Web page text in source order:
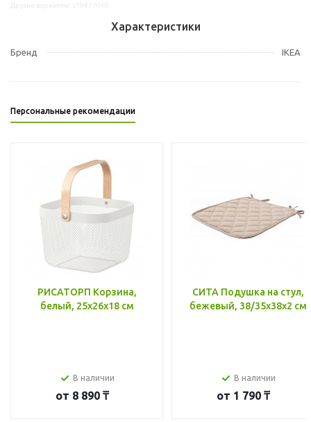
Характеристики
Бренд IKEA
Персональные рекомендации
РИСАТОРП Корзина,
белый, 25x26x18 см
В наличии
от 8 890 ₸
СИТА Подушка на стул,
бежевый, 38/35x38x2 см
В наличии
от 1 790 ₸